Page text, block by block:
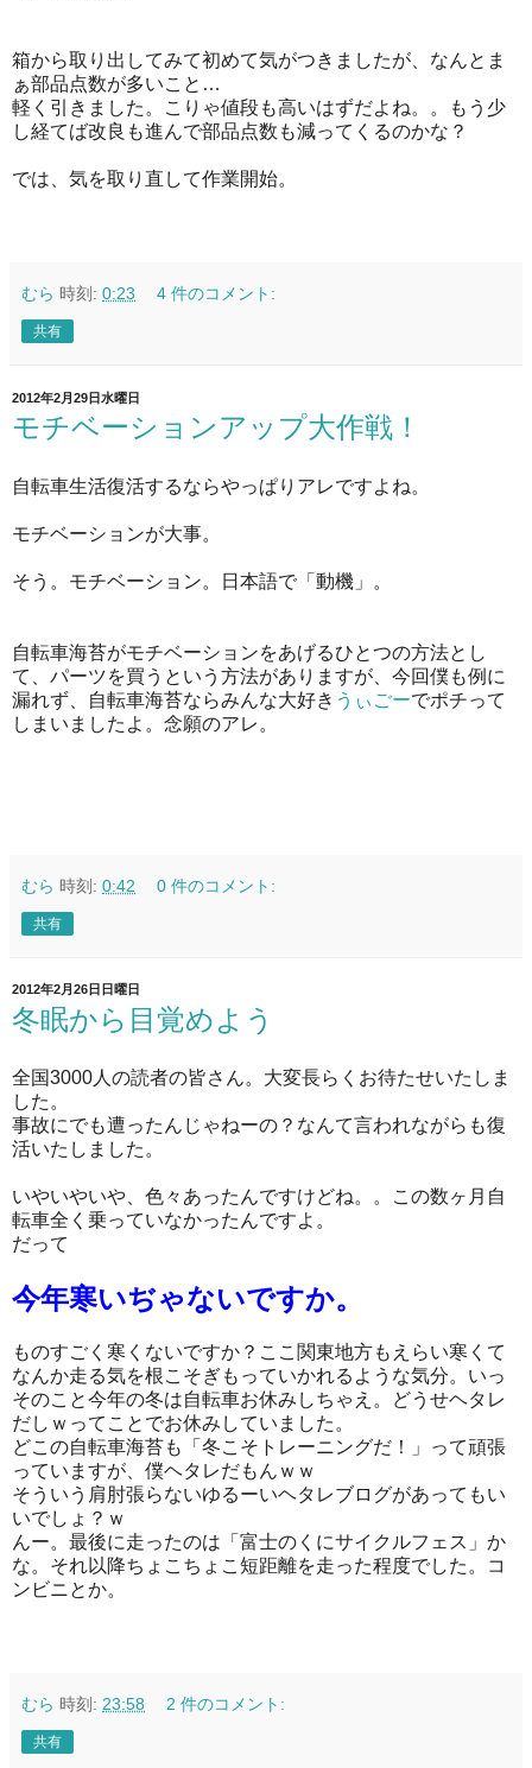
箱から取り出してみて初めて気がつきましたが、なんとま
ぁ部品点数が多いこと…
軽く引きました。こりゃ値段も高いはずだよね。。もう少
し経てば改良も進んで部品点数も減ってくるのかな？
では、気を取り直して作業開始。
むら 時刻: 0:23 4 件のコメント:
共有
2012年2月29日水曜日
モチベーションアップ大作戦！
自転車生活復活するならやっぱりアレですよね。
モチベーションが大事。
そう。モチベーション。日本語で「動機」。
自転車海苔がモチベーションをあげるひとつの方法とし
て、パーツを買うという方法がありますが、今回僕も例に
漏れず、自転車海苔ならみんな大好き うぃごーでポチって
しまいましたよ。念願のアレ。
むら 時刻: 0:42 0 件のコメント:
共有
2012年2月26日日曜日
冬眠から目覚めよう
全国3000人の読者の皆さん。大変長らくお待たせいたしま
した。
事故にでも遭ったんじゃねーの？なんて言われながらも復
活いたしました。
いやいやいや、色々あったんですけどね。。この数ヶ月自
転車全く乗っていなかったんですよ。
だって
今年寒いぢゃないですか。
ものすごく寒くないですか？ここ関東地方もえらい寒くて
なんか走る気を根こそぎもっていかれるような気分。いっ
そのこと今年の冬は自転車お休みしちゃえ。どうせヘタレ
だしｗってことでお休みしていました。
どこの自転車海苔も「冬こそトレーニングだ！」って頑張
っていますが、僕ヘタレだもんｗｗ
そういう肩肘張らないゆるーいヘタレブログがあってもい
いでしょ？ｗ
んー。最後に走ったのは「富士のくにサイクルフェス」か
な。それ以降ちょこちょこ短距離を走った程度でした。コ
ンビニとか。
むら 時刻: 23:58 2 件のコメント:
共有